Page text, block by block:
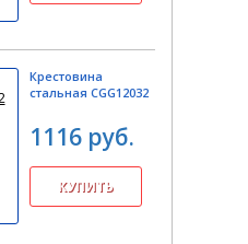
Крестовина
стальная CGG12032
1116 руб.